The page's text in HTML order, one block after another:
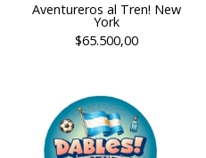
Aventureros al Tren! New
York
$65.500,00